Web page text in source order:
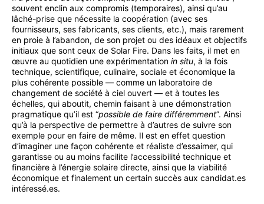
souvent enclin aux compromis (temporaires), ainsi qu’au
lâché-prise que nécessite la coopération (avec ses
fournisseurs, ses fabricants, ses clients, etc.), mais rarement
en proie à l’abandon, de son projet ou des idéaux et objectifs
initiaux que sont ceux de Solar Fire. Dans les faits, il met en
œuvre au quotidien une expérimentation in situ, à la fois
technique, scientifique, culinaire, sociale et économique la
plus cohérente possible — comme un laboratoire de
changement de société à ciel ouvert — et à toutes les
échelles, qui aboutit, chemin faisant à une démonstration
pragmatique qu’il est “possible de faire différemment”. Ainsi
qu’à la perspective de permettre à d’autres de suivre son
exemple pour en faire de même. Il est en effet question
d’imaginer une façon cohérente et réaliste d’essaimer, qui
garantisse ou au moins facilite l’accessibilité technique et
financière à l’énergie solaire directe, ainsi que la viabilité
économique et finalement un certain succès aux candidat.es
intéressé.es.